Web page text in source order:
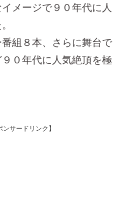
メージで９０年代に人
組８本、さらに舞台で
０年代に人気絶頂を極
ンサードリンク】